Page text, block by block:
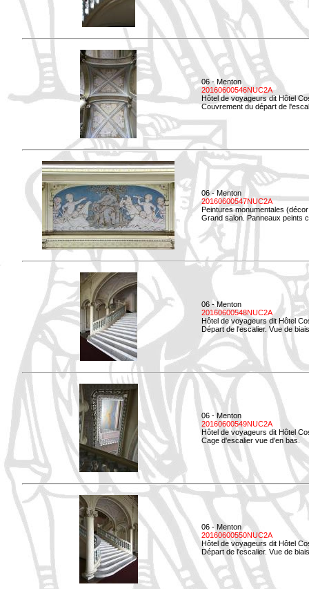
06 - Menton
20160600546NUC2A
Hôtel de voyageurs dit Hôtel
Couvrement du départ de
06 - Menton
20160600547NUC2A
Peintures monumentales
Grand salon. Panneaux peints
06 - Menton
20160600548NUC2A
Hôtel de voyageurs dit Hôtel
Départ de l'escalier. Vue de
06 - Menton
20160600549NUC2A
Hôtel de voyageurs dit Hôtel
Cage d'escalier vue d'en bas.
06 - Menton
20160600550NUC2A
Hôtel de voyageurs dit Hôtel
Départ de l'escalier. Vue de